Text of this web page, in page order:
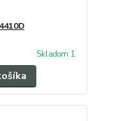
Skladom 1